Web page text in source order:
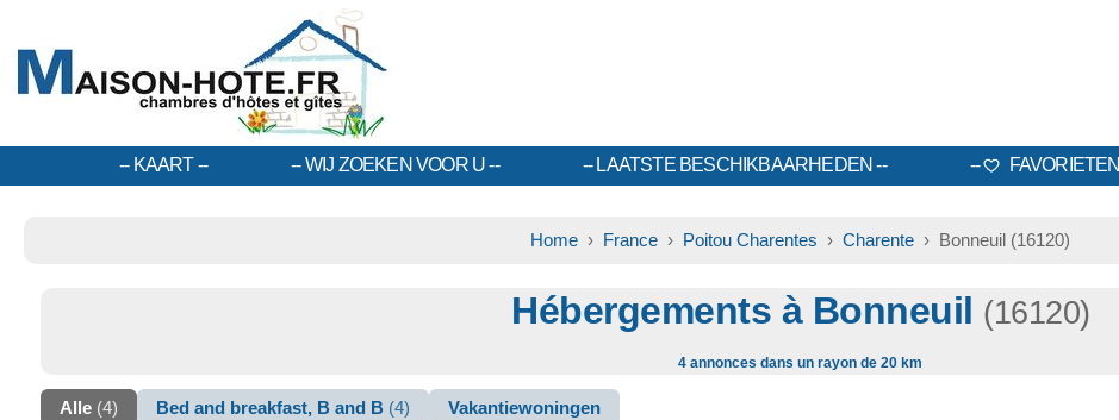
KAART WIJ ZOEKEN VOOR U LAATSTE BESCHIKBAARHEDEN FAVORIETEN
Home › France › Poitou Charentes ›Charente › Bonneuil (16120)
Hébergements à Bonneuil (16120)
4 annonces dans un rayon de 20 km
Alle (4) Bed and breakfast, B and B (4) Vakantiewoningen